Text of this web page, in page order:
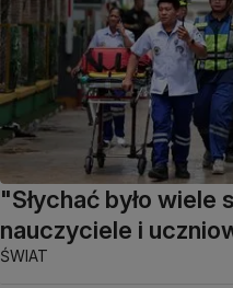
"Słychać było
nauczyciele i
ŚWIAT